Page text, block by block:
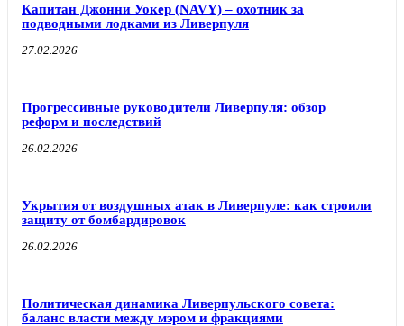
Капитан Джонни Уокер (NAVY) – охотник за
подводными лодками из Ливерпуля
27.02.2026
Прогрессивные руководители Ливерпуля: обзор
реформ и последствий
26.02.2026
Укрытия от воздушных атак в Ливерпуле: как строили
защиту от бомбардировок
26.02.2026
Политическая динамика Ливерпульского совета:
баланс власти между мэром и фракциями